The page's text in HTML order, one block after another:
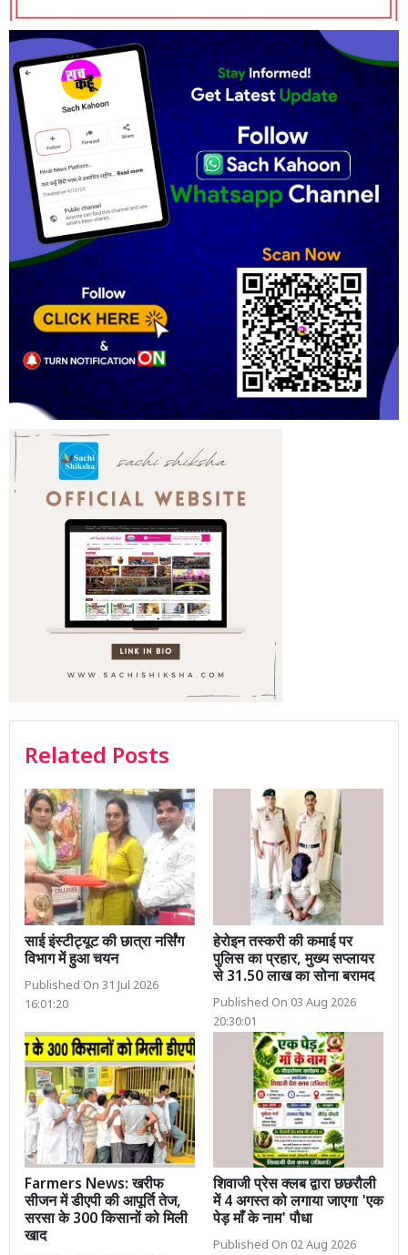
Related Posts
साई इंस्टीट्यूट की छात्रा नर्सिंग
विभाग में हुआ चयन
Published On 31 Jul 2026
16:01:20
हेरोइन तस्करी की कमाई पर
पुलिस का प्रहार, मुख्य सप्लायर
से 31.50 लाख का सोना बरामद
Published On 03 Aug 2026
20:30:01
Farmers News: खरीफ
सीजन में डीएपी की आपूर्ति तेज,
सरसा के 300 किसानों को मिली
खाद
शिवाजी प्रेस क्लब द्वारा छछरौली
में 4 अगस्त को लगाया जाएगा 'एक
पेड़ माँ के नाम' पौधा
Published On 02 Aug 2026